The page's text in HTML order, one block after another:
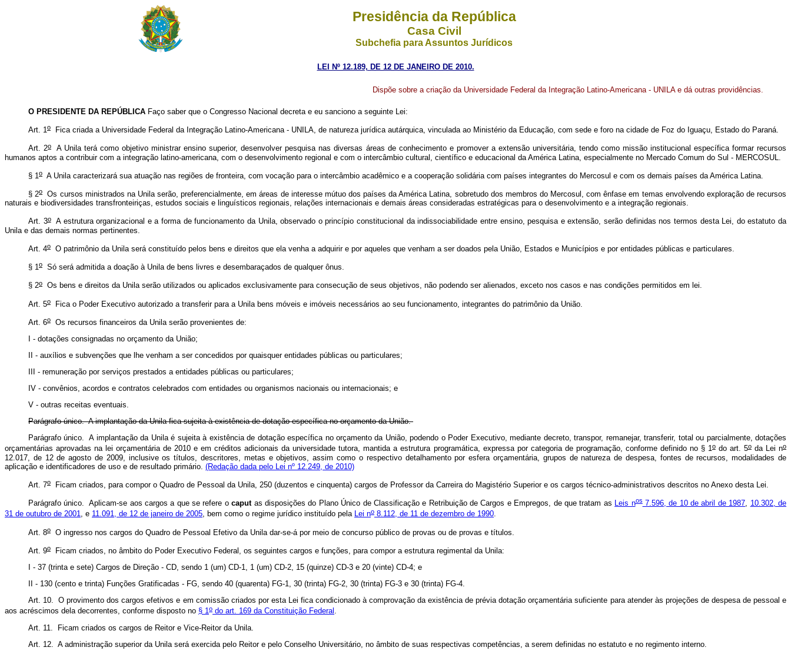
Presidência da República
Casa Civil
Subchefia para Assuntos Jurídicos
LEI Nº 12.189, DE 12 DE JANEIRO DE 2010.
Dispõe sobre a criação da Universidade Federal da Integração Latino-Americana - UNILA e dá outras providências.
O PRESIDENTE DA REPÚBLICA Faço saber que o Congresso Nacional decreta e eu sanciono a seguinte Lei:
Art. 1o Fica criada a Universidade Federal da Integração Latino-Americana - UNILA, de natureza jurídica autárquica, vinculada ao Ministério da Educação, com sede e foro na cidade de Foz do Iguaçu, Estado do Paraná.
Art. 2o
A Unila terá como objetivo ministrar ensino superior, desenvolver pesquisa nas diversas áreas de conhecimento e promover a extensão universitária, tendo como missão institucional específica formar recursos
humanos aptos a contribuir com a integração latino-americana, com o desenvolvimento regional e com o intercâmbio cultural, científico e educacional da América Latina, especialmente no Mercado Comum do Sul - MERCOSUL.
§ 1 o A Unila caracterizará sua atuação nas regiões de fronteira, com vocação para o intercâmbio acadêmico e a cooperação solidária com países integrantes do Mercosul e com os demais países da América Latina.
§ 2oOs cursos ministrados na Unila serão, preferencialmente, em áreas de interesse mútuo dos países da América Latina, sobretudo dos membros do Mercosul, com ênfase em temas envolvendo exploração de recursos
naturais e biodiversidades transfronteiriças, estudos sociais e linguísticos regionais, relações internacionais e demais áreas consideradas estratégicas para o desenvolvimento e a integração regionais.
Art. 3oA estrutura organizacional e a forma de funcionamento da Unila, observado o princípio constitucional da indissociabilidade entre ensino, pesquisa e extensão, serão definidas nos termos desta Lei, do estatuto da
Unila e das demais normas pertinentes.
Art. 4o O patrimônio da Unila será constituído pelos bens e direitos que ela venha a adquirir e por aqueles que venham a ser doados pela União, Estados e Municípios e por entidades públicas e particulares.
§ 1o Só será admitida a doação à Unila de bens livres e desembaraçados de qualquer ônus.
§ 2o Os bens e direitos da Unila serão utilizados ou aplicados exclusivamente para consecução de seus objetivos, não podendo ser alienados, exceto nos casos e nas condições permitidos em lei.
Art. 5o Fica o Poder Executivo autorizado a transferir para a Unila bens móveis e imóveis necessários ao seu funcionamento, integrantes do patrimônio da União.
Art. 6o
Os recursos financeiros da Unila serão provenientes de:
I - dotações consignadas no orçamento da União;
II - auxílios e subvenções que lhe venham a ser concedidos por quaisquer entidades públicas ou particulares;
III - remuneração por serviços prestados a entidades públicas ou particulares;
IV - convênios, acordos e contratos celebrados com entidades ou organismos nacionais ou internacionais; e
V - outras receitas eventuais.
Parágrafo único. A implantação da Unila fica sujeita à existência de dotação específica no orçamento da União.
Parágrafo único. A implantação da Unila é sujeita à existência de dotação específica no orçamento da União, podendo o Poder Executivo, mediante decreto, transpor, remanejar, transferir, total ou parcialmente, dotações
orçamentárias aprovadas na lei orçamentária de 2010 e em créditos adicionais da universidade tutora, mantida a estrutura programática, expressa por categoria de programação, conforme definido no § 1odo art. 5oda Lei no
12.017, de 12 de agosto de 2009, inclusive os títulos, descritores, metas e objetivos, assim como o respectivo detalhamento por esfera orçamentária, grupos de natureza de despesa, fontes de recursos, modalidades de
aplicação e identificadores de uso e de resultado primário. (Redação dada pelo Lei nº 12.249, de 2010)
Art. 7o Ficam criados, para compor o Quadro de Pessoal da Unila, 250 (duzentos e cinquenta) cargos de Professor da Carreira do Magistério Superior e os cargos técnico-administrativos descritos no Anexo desta Lei.
Parágrafo único. Aplicam-se aos cargos a que se refere ocaputas disposições do Plano Único de Classificação e Retribuição de Cargos e Empregos, de que tratam as Leis nos7.596, de 10 de abril de 1987, 10.302, de
31 de outubro de 2001, e 11.091, de 12 de janeiro de 2005, bem como o regime jurídico instituído pela Lei no 8.112, de 11 de dezembro de 1990.
Art. 8o O ingresso nos cargos do Quadro de Pessoal Efetivo da Unila dar-se-á por meio de concurso público de provas ou de provas e títulos.
Art. 9o
Ficam criados, no âmbito do Poder Executivo Federal, os seguintes cargos e funções, para compor a estrutura regimental da Unila:
I - 37 (trinta e sete) Cargos de Direção - CD, sendo 1 (um) CD-1, 1 (um) CD-2, 15 (quinze) CD-3 e 20 (vinte) CD-4; e
II - 130 (cento e trinta) Funções Gratificadas - FG, sendo 40 (quarenta) FG-1, 30 (trinta) FG-2, 30 (trinta) FG-3 e 30 (trinta) FG-4.
Art. 10. O provimento dos cargos efetivos e em comissão criados por esta Lei fica condicionado à comprovação da existência de prévia dotação orçamentária suficiente para atender às projeções de despesa de pessoal e
aos acréscimos dela decorrentes, conforme disposto no § 1o do art. 169 da Constituição Federal .
Art. 11. Ficam criados os cargos de Reitor e Vice-Reitor da Unila.
Art. 12. A administração superior da Unila será exercida pelo Reitor e pelo Conselho Universitário, no âmbito de suas respectivas competências, a serem definidas no estatuto e no regimento interno.